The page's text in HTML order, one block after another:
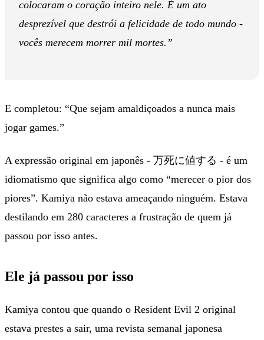
colocaram o coração inteiro nele. É um ato
desprezível que destrói a felicidade de todo mundo -
vocês merecem morrer mil mortes.”
E completou: “Que sejam amaldiçoados a nunca mais
jogar games.”
A expressão original em japonês - 万死に値する - é um
idiomatismo que significa algo como “merecer o pior dos
piores”. Kamiya não estava ameaçando ninguém. Estava
destilando em 280 caracteres a frustração de quem já
passou por isso antes.
Ele já passou por isso
Kamiya contou que quando o Resident Evil 2 original
estava prestes a sair, uma revista semanal japonesa